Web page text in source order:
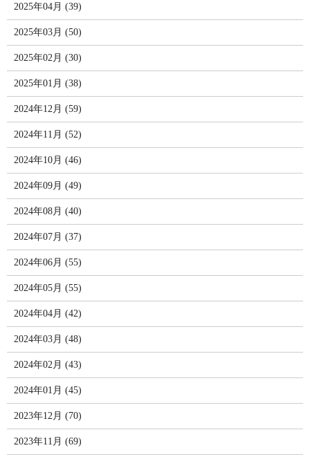
2025年04月 (39)
2025年03月 (50)
2025年02月 (30)
2025年01月 (38)
2024年12月 (59)
2024年11月 (52)
2024年10月 (46)
2024年09月 (49)
2024年08月 (40)
2024年07月 (37)
2024年06月 (55)
2024年05月 (55)
2024年04月 (42)
2024年03月 (48)
2024年02月 (43)
2024年01月 (45)
2023年12月 (70)
2023年11月 (69)